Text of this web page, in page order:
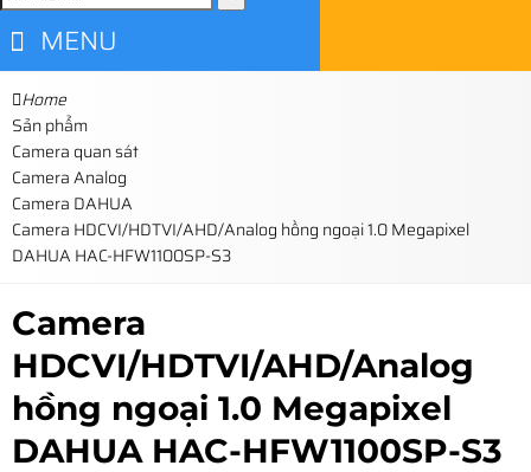
MENU
Home
Sản phẩm
Camera quan sát
Camera Analog
Camera DAHUA
Camera HDCVI/HDTVI/AHD/Analog hồng ngoại 1.0 Megapixel
DAHUA HAC-HFW1100SP-S3
Camera
HDCVI/HDTVI/AHD/Analog
hồng ngoại 1.0 Megapixel
DAHUA HAC-HFW1100SP-S3